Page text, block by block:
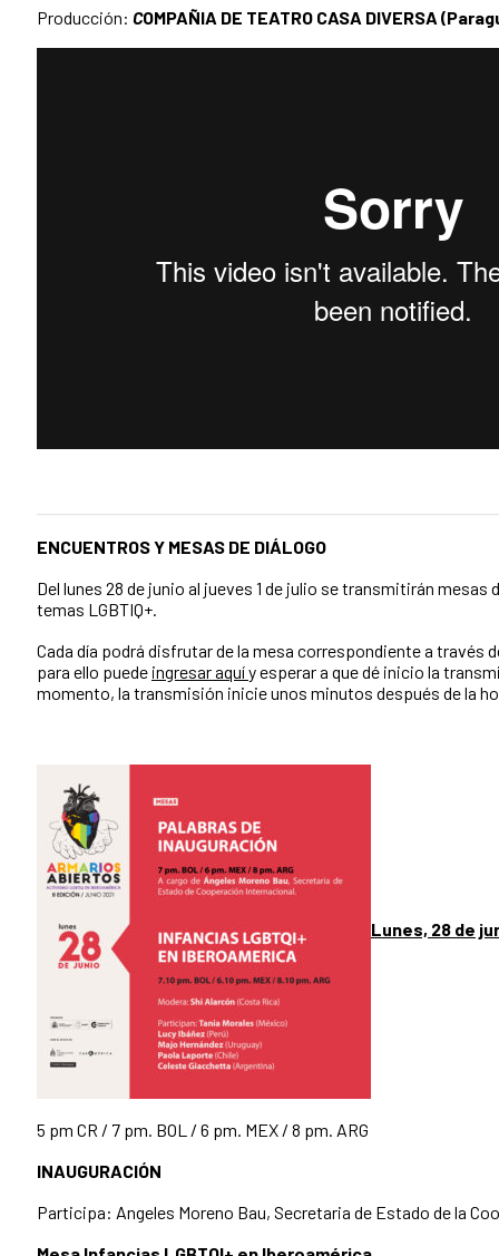
Producción: COMPAÑIA DE TEATRO CASA DIVERSA
ENCUENTROS Y MESAS DE DIÁLOGO
Del lunes 28 de junio al jueves 1 de julio se transmitirán mesas
temas LGBTIQ+.
Cada día podrá disfrutar de la mesa correspondiente a través
para ello puede ingresar aquíy esperar a que dé inicio la
momento, la transmisión inicie unos minutos después de la
Lunes, 28 de
5 pm CR / 7 pm. BOL / 6 pm. MEX / 8 pm. ARG
INAUGURACIÓN
Participa: Angeles Moreno Bau, Secretaria de Estado de la